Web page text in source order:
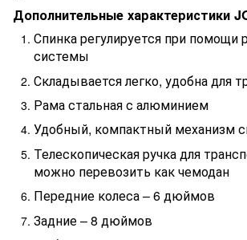
Дополнительные характеристики
Спинка регулируется при
системы
Складывается легко, удобна для
Рама стальная с алюминием
Удобный, компактный механизм
Телескопическая ручка для
можно перевозить как чемодан
Передние колеса – 6 дюймов
Задние – 8 дюймов